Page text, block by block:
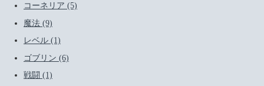
コーネリア (5)
魔法 (9)
レベル (1)
ゴブリン (6)
戦闘 (1)